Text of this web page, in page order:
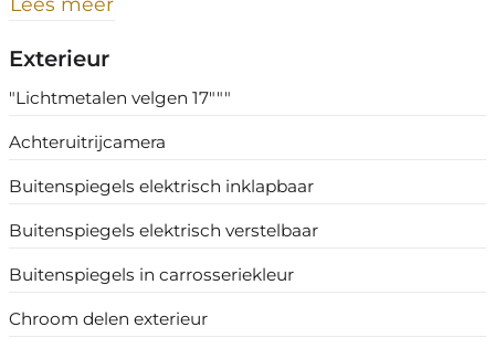
Exterieur
"Lichtmetalen velgen 17"""
Achteruitrijcamera
Buitenspiegels elektrisch inklapbaar
Buitenspiegels elektrisch verstelbaar
Buitenspiegels in carrosseriekleur
Chroom delen exterieur